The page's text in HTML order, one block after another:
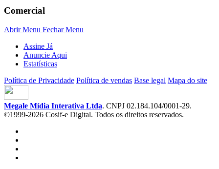
Comercial
Abrir Menu Fechar Menu
Assine Já
Anuncie Aqui
Estatísticas
Política de Privacidade Política de vendas Base legal Mapa do site
Megale Mídia Interativa Ltda. CNPJ 02.184.104/0001-29.
©1999-2026 Cosif-e Digital. Todos os direitos reservados.